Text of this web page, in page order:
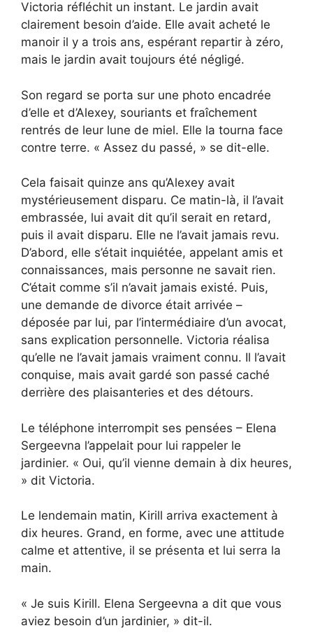
Victoria réfléchit un instant. Le jardin avait
clairement besoin d’aide. Elle avait acheté le
manoir il y a trois ans, espérant repartir à zéro,
mais le jardin avait toujours été négligé.
Son regard se porta sur une photo encadrée
d’elle et d’Alexey, souriants et fraîchement
rentrés de leur lune de miel. Elle la tourna face
contre terre. « Assez du passé, » se dit-elle.
Cela faisait quinze ans qu’Alexey avait
mystérieusement disparu. Ce matin-là, il l’avait
embrassée, lui avait dit qu’il serait en retard,
puis il avait disparu. Elle ne l’avait jamais revu.
D’abord, elle s’était inquiétée, appelant amis et
connaissances, mais personne ne savait rien.
C’était comme s’il n’avait jamais existé. Puis,
une demande de divorce était arrivée –
déposée par lui, par l’intermédiaire d’un avocat,
sans explication personnelle. Victoria réalisa
qu’elle ne l’avait jamais vraiment connu. Il l’avait
conquise, mais avait gardé son passé caché
derrière des plaisanteries et des détours.
Le téléphone interrompit ses pensées – Elena
Sergeevna l’appelait pour lui rappeler le
jardinier. « Oui, qu’il vienne demain à dix heures,
» dit Victoria.
Le lendemain matin, Kirill arriva exactement à
dix heures. Grand, en forme, avec une attitude
calme et attentive, il se présenta et lui serra la
main.
« Je suis Kirill. Elena Sergeevna a dit que vous
aviez besoin d’un jardinier, » dit-il.